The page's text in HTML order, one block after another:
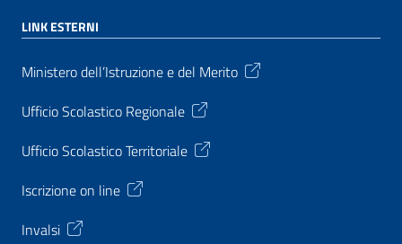
LINK ESTERNI
Ministero dell’Istruzione e del Merito
Ufficio Scolastico Regionale
Ufficio Scolastico Territoriale
Iscrizione on line
Invalsi